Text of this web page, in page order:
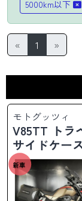
5000km以下
« 1 »
モトグッツィ
V85TT ト
サイドケー
新車